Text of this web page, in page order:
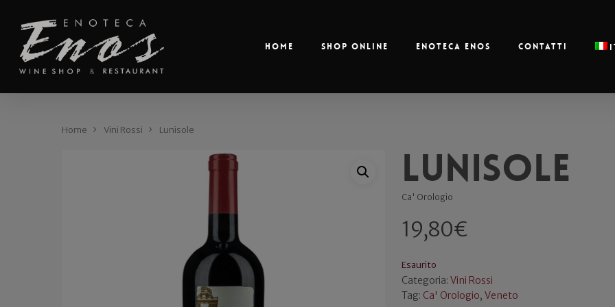
Home Shop online Enoteca Enos Contatti
Home Vini Rossi Lunisole
Lunisole
Ca' Orologio
19,80€
Esaurito
Categoria: Vini Rossi
Tag: Ca' Orologio, Veneto